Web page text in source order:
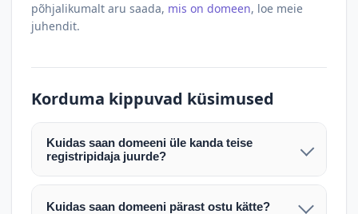
põhjalikumalt aru saada, mis on domeen, loe meie
juhendit.
Korduma kippuvad küsimused
Kuidas saan domeeni üle kanda teise
registripidaja juurde?
Pärast makse laekumist edastame teile domeeni
AUTH (EPP) koodi. Selle abil saate domeeni üle
Kuidas saan domeeni pärast ostu kätte?